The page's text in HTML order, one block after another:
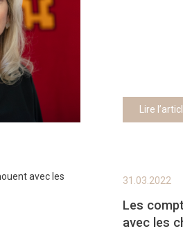
Lire
31.03.2022
Les
avec les